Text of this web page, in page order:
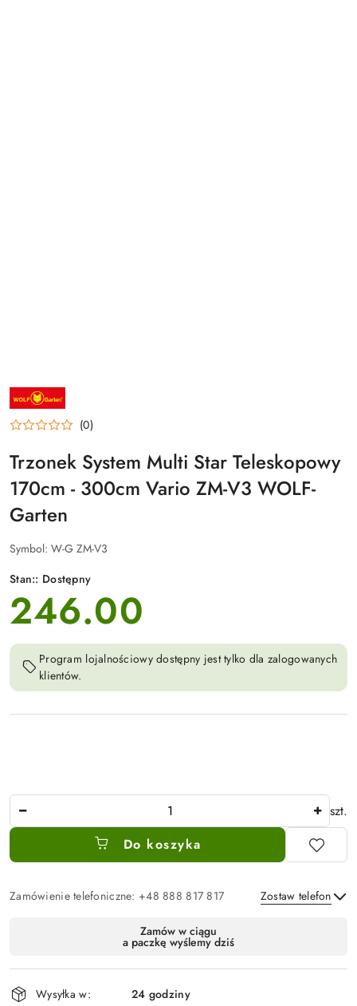
NAZWA
PRODUCENTA:
GARTEN (0)
Trzonek System Multi Star Teleskopowy
170cm - 300cm Vario ZM-V3 WOLF-
Garten
Symbol: W-G ZM-V3
Stan:: Dostępny
cena:
246.00
Program lojalnościowy dostępny jest tylko dla zalogowanych
klientów.
szt.
Do koszyka
Zamówienie telefoniczne: +48 888 817 817 Zostaw telefon
Wyślij
dostawa
Zamów w ciągu
a paczkę wyślemy dziś
Wysyłka w: 24 godziny